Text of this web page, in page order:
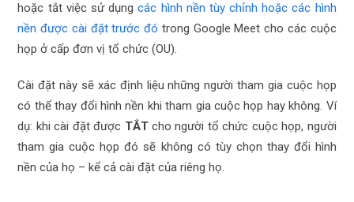
hoặc tắt việc sử dụngcác hình nền tùy chỉnh hoặc các hình
nền được cài đặt trước đó trong Google Meet cho các cuộc
họp ở cấp đơn vị tổ chức (OU).
Cài đặt này sẽ xác định liệu những người tham gia cuộc họp
có thể thay đổi hình nền khi tham gia cuộc họp hay không. Ví
dụ: khi cài đặt được TẮTcho người tổ chức cuộc họp, người
tham gia cuộc họp đó sẽ không có tùy chọn thay đổi hình
nền của họ – kể cả cài đặt của riêng họ.